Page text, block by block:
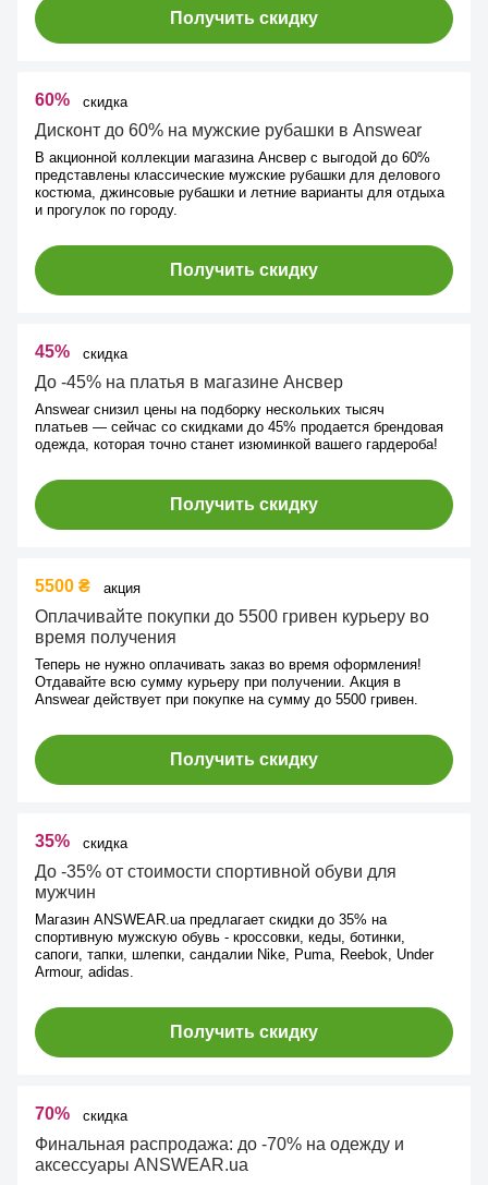
Получить скидку
60% скидка
Дисконт до 60% на мужские рубашки в Answear
В акционной коллекции магазина Ансвер с выгодой до 60%
представлены классические мужские рубашки для делового
костюма, джинсовые рубашки и летние варианты для отдыха
и прогулок по городу.
Получить скидку
45% скидка
До -45% на платья в магазине Ансвер
Answear снизил цены на подборку нескольких тысяч
платьев — сейчас со скидками до 45% продается брендовая
одежда, которая точно станет изюминкой вашего гардероба!
Получить скидку
5500 ₴ акция
Оплачивайте покупки до 5500 гривен курьеру во
время получения
Теперь не нужно оплачивать заказ во время оформления!
Отдавайте всю сумму курьеру при получении. Акция в
Answear действует при покупке на сумму до 5500 гривен.
Получить скидку
35% скидка
До -35% от стоимости спортивной обуви для
мужчин
Магазин ANSWEAR.ua предлагает скидки до 35% на
спортивную мужскую обувь - кроссовки, кеды, ботинки,
сапоги, тапки, шлепки, сандалии Nike, Puma, Reebok, Under
Armour, adidas.
Получить скидку
70% скидка
Финальная распродажа: до -70% на одежду и
аксессуары ANSWEAR.ua